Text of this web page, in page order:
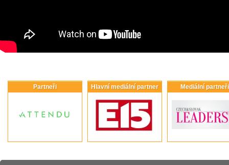
Partneři Hlavní mediální partner Mediální partneři